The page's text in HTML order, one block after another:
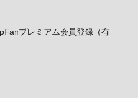
プレミアム会員登録（有